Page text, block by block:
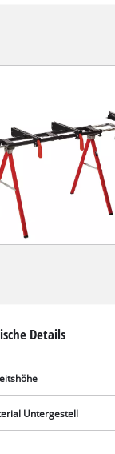
Details
Untergestell